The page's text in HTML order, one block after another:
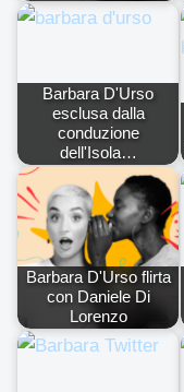
Barbara D'Urso
esclusa dalla
conduzione
dell'Isola…
Barbara D'Urso flirta
con Daniele Di
Lorenzo